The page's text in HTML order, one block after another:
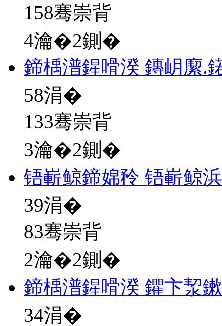
158骞崇背
4瀹�2鍘�
鍗楀潽鍟嗗湀 鏄岄緳.
58涓�
133骞崇背
3瀹�2鍘�
铻嶄鲸鍗婂矝 铻嶄鲸
39涓�
83骞崇背
2瀹�2鍘�
鍗楀潽鍟嗗湀 鑺卞洯
34涓�